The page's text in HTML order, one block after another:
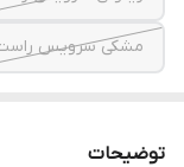
مشکی سرویس
توضیحات